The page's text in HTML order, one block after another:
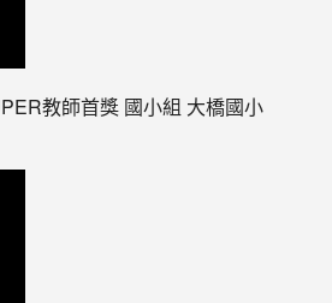
教師首獎 國小組 大橋國小